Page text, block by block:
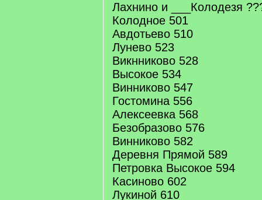
Лахнино и ___Колодезя
Колодное 501
Авдотьево 510
Лунево 523
Викнниково 528
Высокое 534
Винниково 547
Гостомина 556
Алексеевка 568
Безобразово 576
Винниково 582
Деревня Прямой 589
Петровка Высокое 594
Касиново 602
Лукиной 610